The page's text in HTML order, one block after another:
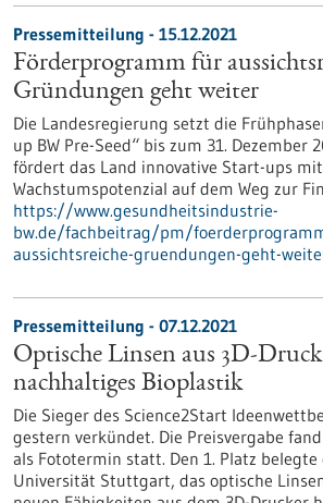
Pressemitteilung - 15.12.2021
Förderprogramm für
Gründungen geht weiter
Die Landesregierung setzt die
up BW Pre-Seed“ bis zum 31. Dezember
fördert das Land innovative Start-ups mit
Wachstumspotenzial auf dem Weg zur
https://www.gesundheitsindustrie-
bw.de/fachbeitrag/pm/
aussichtsreiche-gruendungen-geht-
Pressemitteilung - 07.12.2021
Optische Linsen aus 3D-
nachhaltiges Bioplastik
Die Sieger des Science2Start
gestern verkündet. Die Preisvergabe
als Fototermin statt. Den 1. Platz belegte
Universität Stuttgart, das optische